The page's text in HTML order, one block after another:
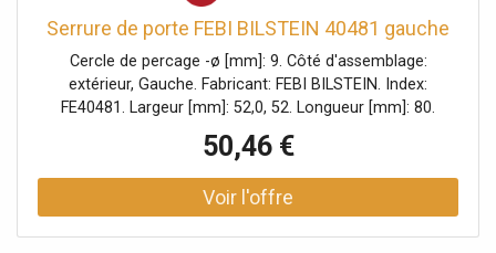
Serrure de porte FEBI BILSTEIN 40481 gauche
Cercle de percage -ø [mm]: 9. Côté d'assemblage:
extérieur, Gauche. Fabricant: FEBI BILSTEIN. Index:
FE40481. Largeur [mm]: 52,0, 52. Longueur [mm]: 80.
Numéro du fabricant: 40481. Poids [kg]: 0,250. Quantité: 1.
Épaisseur [mm]: 21,0, 21.
50,46 €